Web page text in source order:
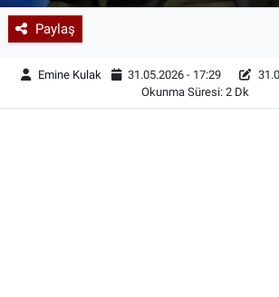
Paylaş
Emine Kulak 31.05.2026 - 17:29
Okunma Süresi: 2 Dk